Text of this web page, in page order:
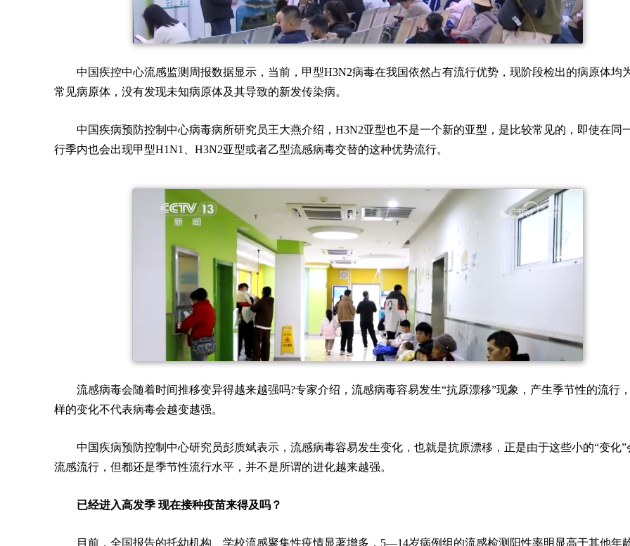
中国疾控中心流感监测周报数据显示，当前，甲型H3N2病毒在我国依然占有流行优势，现阶段检出的病原体均
常见病原体，没有发现未知病原体及其导致的新发传染病。
中国疾病预防控制中心病毒病所研究员王大燕介绍，H3N2亚型也不是一个新的亚型，是比较常见的，即使在同
行季内也会出现甲型H1N1、H3N2亚型或者乙型流感病毒交替的这种优势流行。
流感病毒会随着时间推移变异得越来越强吗?专家介绍，流感病毒容易发生“抗原漂移”现象，产生季节性的流行
样的变化不代表病毒会越变越强。
中国疾病预防控制中心研究员彭质斌表示，流感病毒容易发生变化，也就是抗原漂移，正是由于这些小的“变化”
流感流行，但都还是季节性流行水平，并不是所谓的进化越来越强。
已经进入高发季 现在接种疫苗来得及吗？
目前，全国报告的托幼机构、学校流感聚集性疫情显著增多，5—14岁病例组的流感检测阳性率明显高于其他年